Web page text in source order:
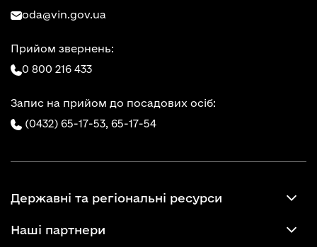
oda@vin.gov.ua
Прийом звернень:
0 800 216 433
Запис на прийом до посадових осіб:
(0432) 65-17-53, 65-17-54
Державні та регіональні ресурси
Наші партнери